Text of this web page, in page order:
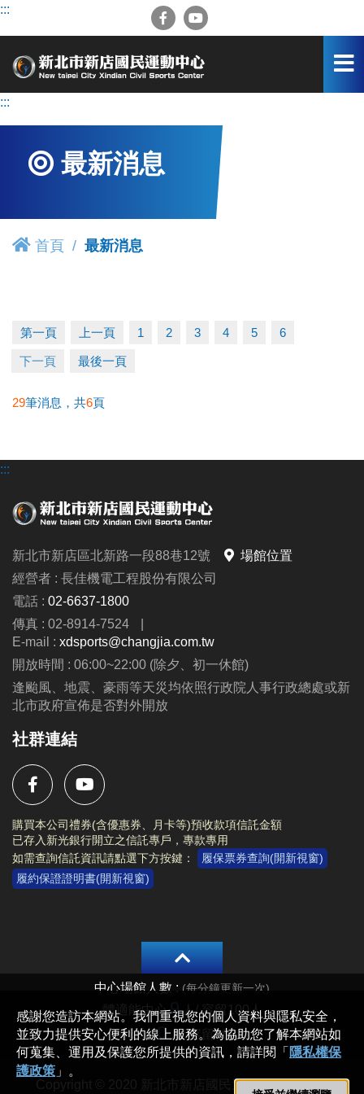
跳
容
:::
:::
最新消息
首頁 最新消息
第一頁 上一頁 1 2 3 4 5 6
下一頁 最後一頁
29筆消息，共6頁
:::
新北市新店區北新路一段88巷12號
場館位置
經營者 : 長佳機電工程股份有限公司
電話 : 02-6637-1800
傳真 : 02-8914-7524
E-mail : xdsports@changjia.com.tw
開放時間 : 06:00~22:00 (除夕、初一休館)
逢颱風、地震、豪雨等天災均依照行政院人事行政總處或新
北市政府宣佈是否對外開放
社群連結
購買本公司禮券(含優惠券、月卡等)預收款項信託金額
已存入新光銀行開立之信託專戶，專款專用
如需查詢信託資訊請點選下方按鍵：
履保票券查詢(開新視窗)
履約保證證明書(開新視窗)
Copyright © 2020 新北市新店國民運動中心 All rights